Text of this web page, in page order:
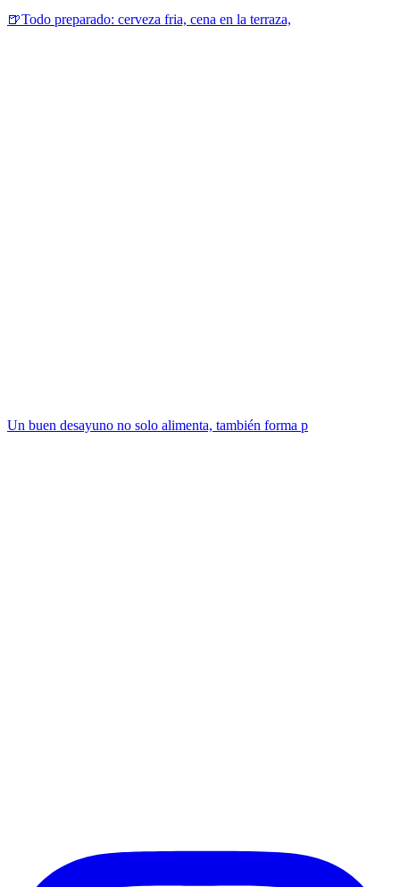
🍺Todo preparado: cerveza fria, cena en la terraza,
Un buen desayuno no solo alimenta, también forma p